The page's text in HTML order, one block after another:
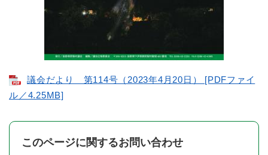
議会だより 第114号（2023年4月20日） [PDFファイ
ル／4.25MB]
このページに関するお問い合わせ